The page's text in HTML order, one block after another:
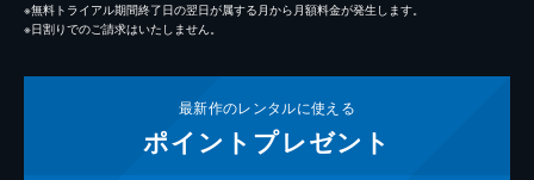
※無料トライアル期間終了日の翌日が属する月から月額料金が発生します。
※日割りでのご請求はいたしません。
最新作のレンタルに使える
ポイント プレゼント